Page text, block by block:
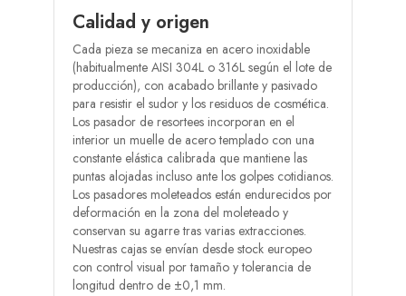
Calidad y origen
Cada pieza se mecaniza en acero inoxidable
(habitualmente AISI 304L o 316L según el lote de
producción), con acabado brillante y pasivado
para resistir el sudor y los residuos de cosmética.
Los pasador de resortees incorporan en el
interior un muelle de acero templado con una
constante elástica calibrada que mantiene las
puntas alojadas incluso ante los golpes cotidianos.
Los pasadores moleteados están endurecidos por
deformación en la zona del moleteado y
conservan su agarre tras varias extracciones.
Nuestras cajas se envían desde stock europeo
con control visual por tamaño y tolerancia de
longitud dentro de ±0,1 mm.